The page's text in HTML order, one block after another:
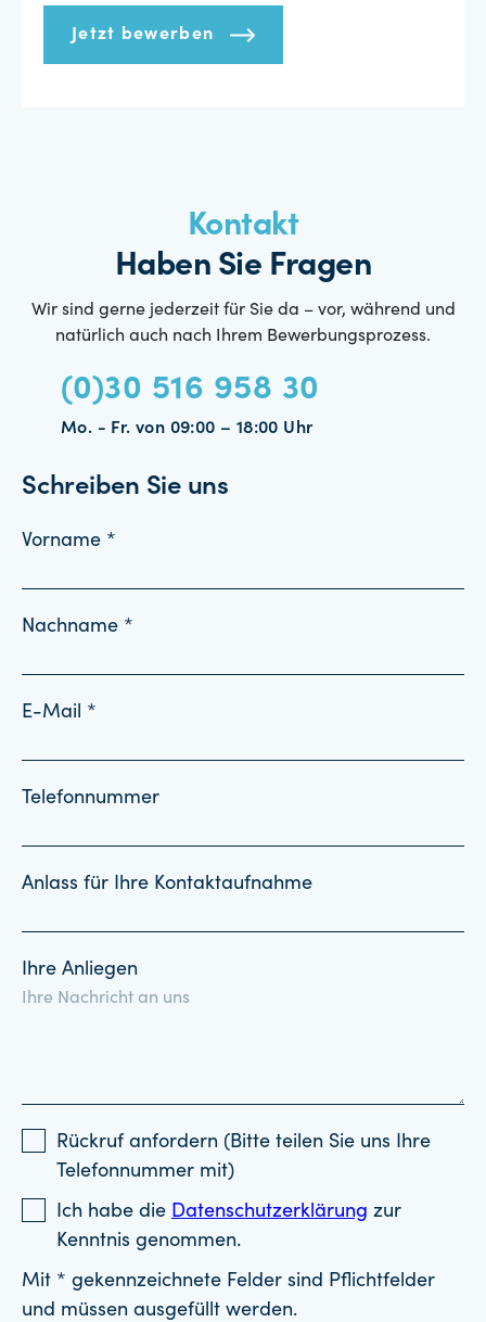
Jetzt bewerben
Kontakt
Haben Sie Fragen
Wir sind gerne jederzeit für Sie da – vor, während und
natürlich auch nach Ihrem Bewerbungsprozess.
(0)30 516 958 30
Mo. - Fr. von 09:00 – 18:00 Uhr
Schreiben Sie uns
Vorname *
Nachname *
E-Mail *
Telefonnummer
Anlass für Ihre Kontaktaufnahme
Ihre Anliegen
Rückruf anfordern (Bitte teilen Sie uns Ihre
Telefonnummer mit)
Ich habe die Datenschutzerklärung zur
Kenntnis genommen.
Mit * gekennzeichnete Felder sind Pflichtfelder
und müssen ausgefüllt werden.